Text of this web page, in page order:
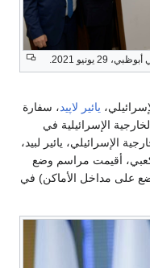
يونيو 2021.
يائير لاپيد، سفارة
الإسرائيلية في
الإسرائيلي، يائير لبيد،
الكعبي، أقيمت مراسم وضع
على مداخل الأماكن) في